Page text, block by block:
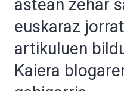
astean zehar
euskaraz
artikuluen
Kaiera